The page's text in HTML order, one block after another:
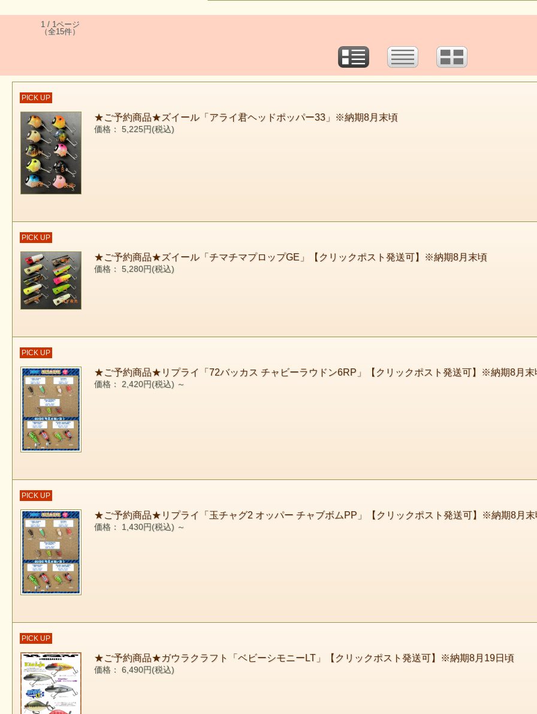
1 / 1ページ
（全15件）
PICK UP
★ご予約商品★ズイール「アライ君ヘッドポッパー33」※納期8月末頃
価格： 5,225円(税込)
PICK UP
★ご予約商品★ズイール「チマチマプロップGE」【クリックポスト発送可】※納期8月末頃
価格： 5,280円(税込)
PICK UP
★ご予約商品★リプライ「72バッカス チャビーラウドン6RP」【クリックポスト発送可】※納期8月末
価格： 2,420円(税込) ～
PICK UP
★ご予約商品★リプライ「玉チャグ2 オッパー チャブボムPP」【クリックポスト発送可】※納期8月末
価格： 1,430円(税込) ～
PICK UP
★ご予約商品★ガウラクラフト「ベビーシモニーLT」【クリックポスト発送可】※納期8月19日頃
価格： 6,490円(税込)